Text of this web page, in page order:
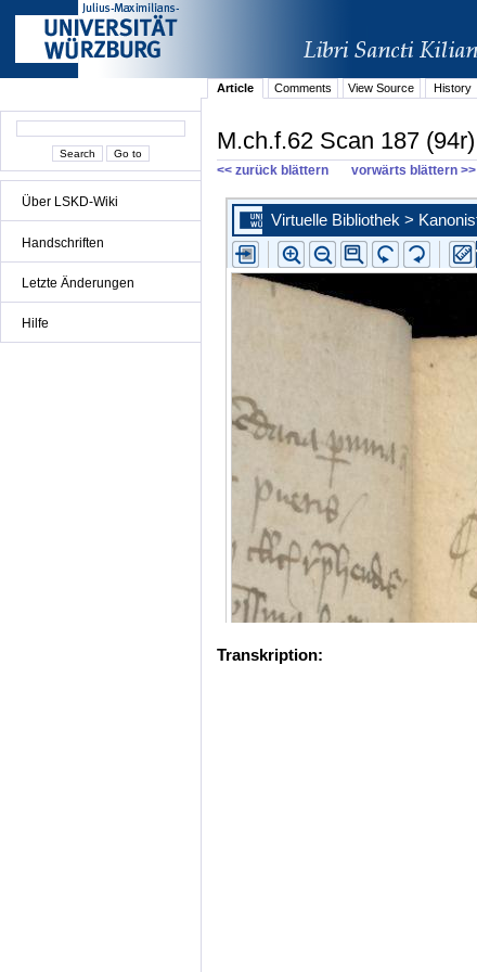
Über LSKD-Wiki
Handschriften
Letzte Änderungen
Hilfe
Article
Comments View Source History
M.ch.f.62 Scan 187 (94r)
<< zurück blättern vorwärts blättern >>
Transkription: